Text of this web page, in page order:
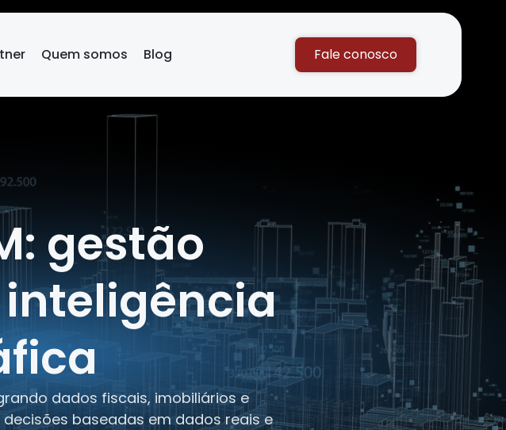
Quem somos Blog Fale conosco
gestão
dados fiscais, imobiliários e
baseadas em dados reais e